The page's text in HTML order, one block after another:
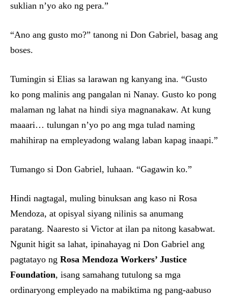
suklian n’yo ako ng pera.”
“Ano ang gusto mo?” tanong ni Don Gabriel, basag ang
boses.
Tumingin si Elias sa larawan ng kanyang ina. “Gusto
ko pong malinis ang pangalan ni Nanay. Gusto ko pong
malaman ng lahat na hindi siya magnanakaw. At kung
maaari… tulungan n’yo po ang mga tulad naming
mahihirap na empleyadong walang laban kapag inaapi.”
Tumango si Don Gabriel, luhaan. “Gagawin ko.”
Hindi nagtagal, muling binuksan ang kaso ni Rosa
Mendoza, at opisyal siyang nilinis sa anumang
paratang. Naaresto si Victor at ilan pa nitong kasabwat.
Ngunit higit sa lahat, ipinahayag ni Don Gabriel ang
pagtatayo ng Rosa Mendoza Workers’ Justice
Foundation, isang samahang tutulong sa mga
ordinaryong empleyado na mabiktima ng pang-aabuso